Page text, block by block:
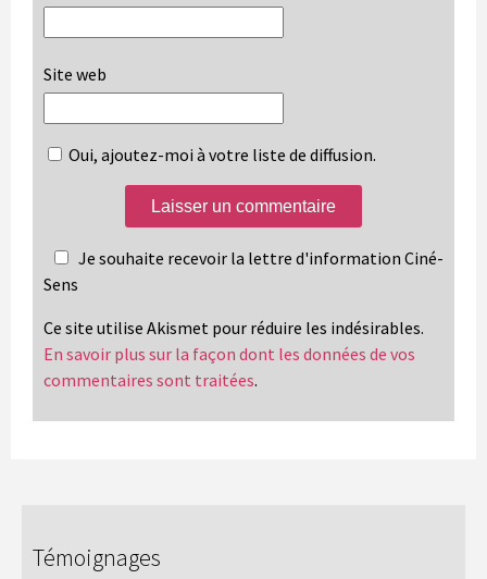
Site web
Oui, ajoutez-moi à votre liste de diffusion.
Je souhaite recevoir la lettre d'information Ciné-
Sens
Ce site utilise Akismet pour réduire les indésirables.
En savoir plus sur la façon dont les données de vos
commentaires sont traitées.
Témoignages